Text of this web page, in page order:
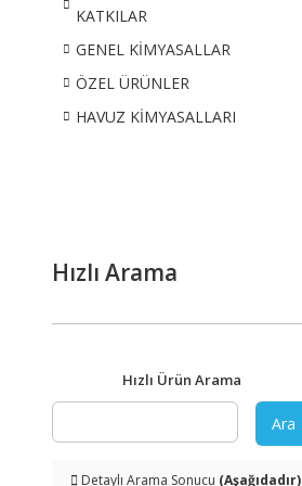
KATKILAR
GENEL KİMYASALLAR
ÖZEL ÜRÜNLER
HAVUZ KİMYASALLARI
Hızlı Arama
Hızlı Ürün Arama
Ara
Detaylı Arama Sonucu (Aşağıdadır)